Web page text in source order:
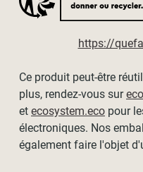
https://
Ce produit peut-être
plus, rendez-vous sur
et ecosystem.eco pour
électroniques. Nos
également faire l'objet